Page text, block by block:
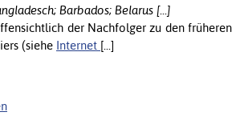
Barbados; Belarus [...]
der Nachfolger zu den früheren
(siehe Internet [...]